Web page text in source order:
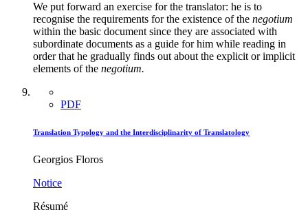
We put forward an exercise for the translator: he is to
recognise the requirements for the existence of the negotium
within the basic document since they are associated with
subordinate documents as a guide for him while reading in
order that he gradually finds out about the explicit or implicit
elements of the negotium.
PDF
Translation Typology and the Interdisciplinarity of Translatology
Georgios Floros
Notice
Résumé